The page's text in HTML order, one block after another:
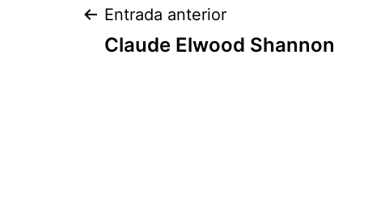
Navegación
Entrada anterior
Claude Elwood Shannon